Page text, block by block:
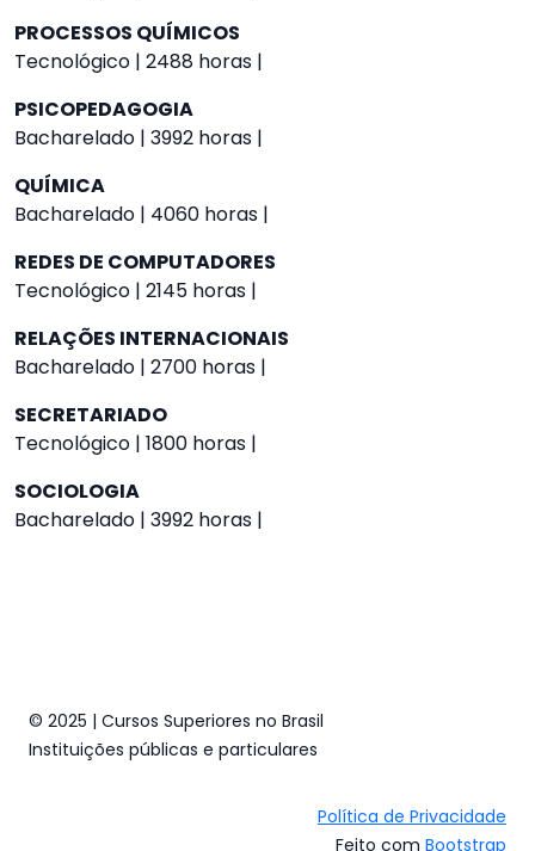
PROCESSOS QUÍMICOS
Tecnológico | 2488 horas |
PSICOPEDAGOGIA
Bacharelado | 3992 horas |
QUÍMICA
Bacharelado | 4060 horas |
REDES DE COMPUTADORES
Tecnológico | 2145 horas |
RELAÇÕES INTERNACIONAIS
Bacharelado | 2700 horas |
SECRETARIADO
Tecnológico | 1800 horas |
SOCIOLOGIA
Bacharelado | 3992 horas |
© 2025 | Cursos Superiores no Brasil
Instituições públicas e particulares
Política de Privacidade
Feito com Bootstrap